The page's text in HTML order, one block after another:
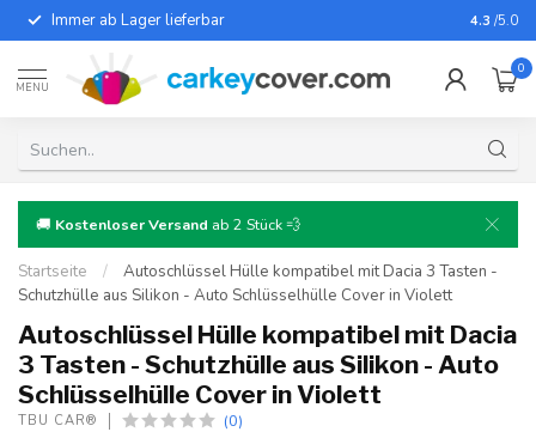
Immer ab Lager lieferbar Für fast
4.3 /5.0
MENU
0
🚚 Kostenloser Versand ab 2 Stück 💨
Startseite /
Autoschlüssel Hülle kompatibel mit Dacia 3 Tasten -
Schutzhülle aus Silikon - Auto Schlüsselhülle Cover in Violett
Autoschlüssel Hülle kompatibel mit Dacia
3 Tasten - Schutzhülle aus Silikon - Auto
Schlüsselhülle Cover in Violett
TBU CAR® (0)